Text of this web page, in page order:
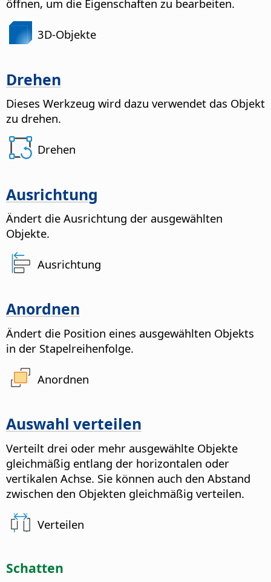
öffnen, um die Eigenschaften zu bearbeiten.
3D-Objekte
Drehen
Dieses Werkzeug wird dazu verwendet das Objekt
zu drehen.
Drehen
Ausrichtung
Ändert die Ausrichtung der ausgewählten
Objekte.
Ausrichtung
Anordnen
Ändert die Position eines ausgewählten Objekts
in der Stapelreihenfolge.
Anordnen
Auswahl verteilen
Verteilt drei oder mehr ausgewählte Objekte
gleichmäßig entlang der horizontalen oder
vertikalen Achse. Sie können auch den Abstand
zwischen den Objekten gleichmäßig verteilen.
Verteilen
Schatten